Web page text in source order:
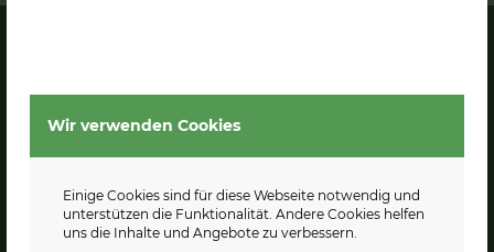
Wir verwenden Cookies
Einige Cookies sind für diese Webseite notwendig und
unterstützen die Funktionalität. Andere Cookies helfen
uns die Inhalte und Angebote zu verbessern.
Öffnungszeiten